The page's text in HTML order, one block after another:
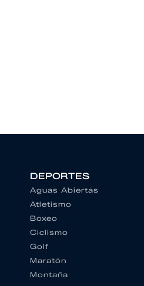
DEPORTES
Aguas Abiertas
Atletismo
Boxeo
Ciclismo
Golf
Maratón
Montaña